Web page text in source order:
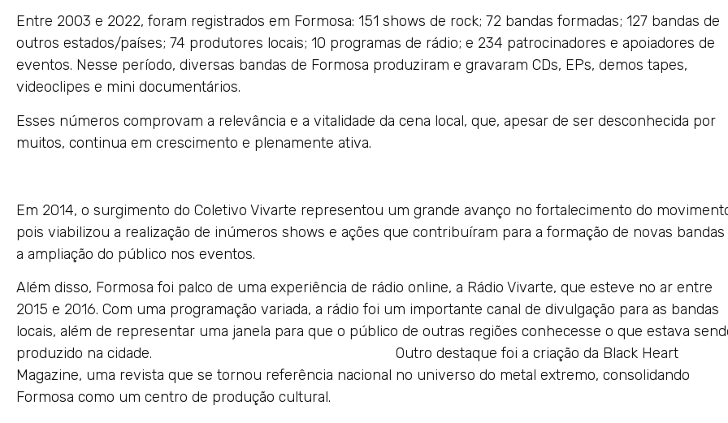
Entre 2003 e 2022, foram registrados em Formosa: 151 shows de rock; 72 bandas formadas; 127 bandas de
outros estados/países; 74 produtores locais; 10 programas de rádio; e 234 patrocinadores e apoiadores de
eventos. Nesse período, diversas bandas de Formosa produziram e gravaram CDs, EPs, demos tapes,
videoclipes e mini documentários.
Esses números comprovam a relevância e a vitalidade da cena local, que, apesar de ser desconhecida por
muitos, continua em crescimento e plenamente ativa.
Em 2014, o surgimento do Coletivo Vivarte representou um grande avanço no fortalecimento do
pois viabilizou a realização de inúmeros shows e ações que contribuíram para a formação de novas bandas
a ampliação do público nos eventos.
Além disso, Formosa foi palco de uma experiência de rádio online, a Rádio Vivarte, que esteve no ar entre
2015 e 2016. Com uma programação variada, a rádio foi um importante canal de divulgação para as bandas
locais, além de representar uma janela para que o público de outras regiões conhecesse o que estava
produzido na cidade. Outro destaque foi a criação da Black Heart
Magazine, uma revista que se tornou referência nacional no universo do metal extremo, consolidando
Formosa como um centro de produção cultural.